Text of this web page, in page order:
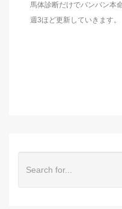
馬体診断だけでバンバン本
週3ほど更新していきます。